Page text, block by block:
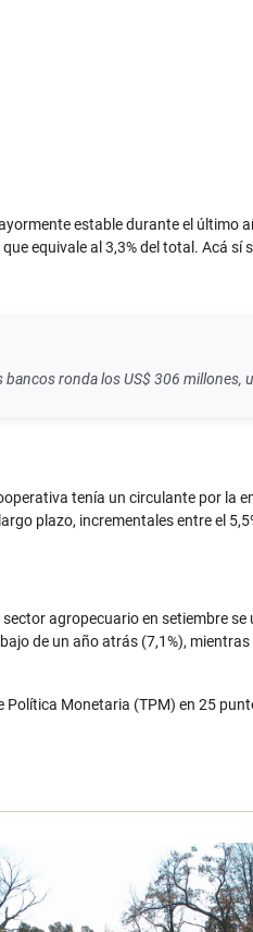
estable durante el último
equivale al 3,3% del total. Acá
ronda los US$ 306 millones,
tenía un circulante por la
plazo, incrementales entre el
agropecuario en setiembre
de un año atrás (7,1%),
Monetaria (TPM) en 25